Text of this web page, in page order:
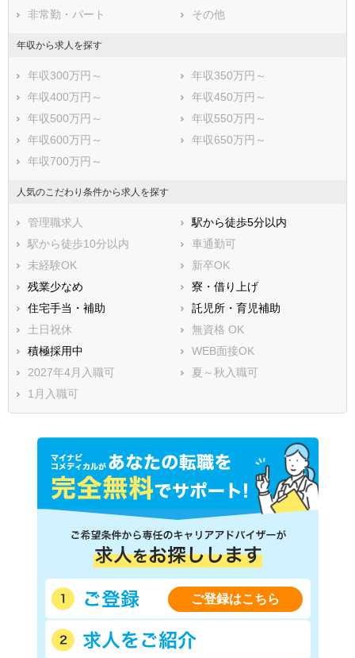
非常勤・パート
その他
年収から求人を探す
年収300万円～
年収350万円～
年収400万円～
年収450万円～
年収500万円～
年収550万円～
年収600万円～
年収650万円～
年収700万円～
人気のこだわり条件から求人を探す
管理職求人
駅から徒歩5分以内
駅から徒歩10分以内
車通勤可
未経験OK
新卒OK
残業少なめ
寮・借り上げ
住宅手当・補助
託児所・育児補助
土日祝休
無資格 OK
積極採用中
WEB面接OK
2027年4月入職可
夏～秋入職可
1月入職可
ご登録はこちら